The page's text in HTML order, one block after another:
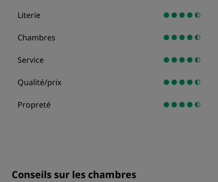
Literie
Chambres
Service
Qualité/prix
Propreté
Conseils sur les chambres